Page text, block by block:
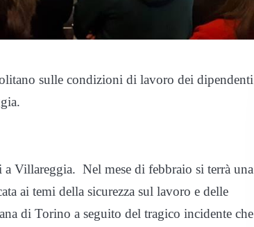
sulle condizioni di lavoro dei dipendenti
Villareggia. Nel mese di febbraio si terrà una
ai temi della sicurezza sul lavoro e delle
di Torino a seguito del tragico incidente che